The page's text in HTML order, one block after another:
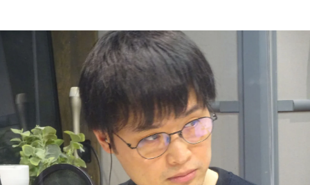
イベント・グッズ
YouTube
会社情報